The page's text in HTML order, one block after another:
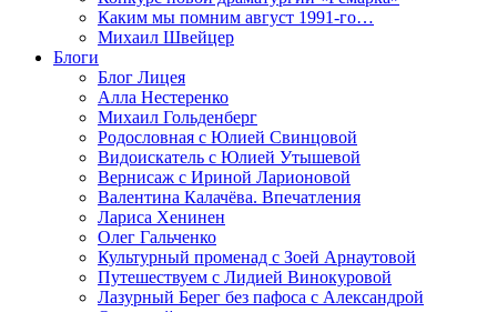
Каким мы помним август 1991-го…
Михаил Швейцер
Блоги
Блог Лицея
Алла Нестеренко
Михаил Гольденберг
Родословная с Юлией Свинцовой
Видоискатель с Юлией Утышевой
Вернисаж с Ириной Ларионовой
Валентина Калачёва. Впечатления
Лариса Хенинен
Олег Гальченко
Культурный променад с Зоей Арнаутовой
Путешествуем с Лидией Винокуровой
Лазурный Берег без пафоса с Александрой